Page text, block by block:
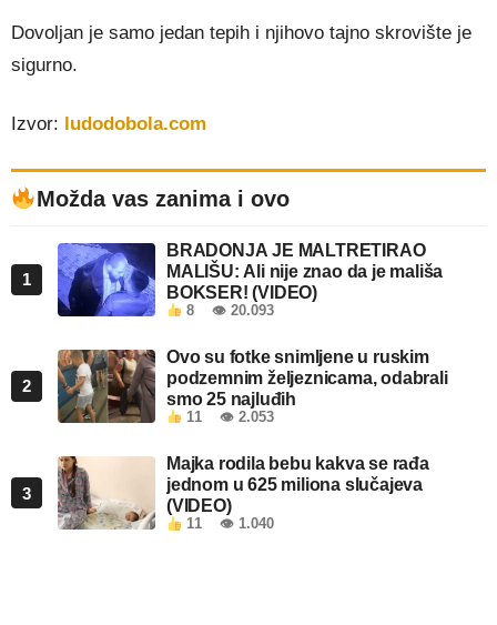
Dovoljan je samo jedan tepih i njihovo tajno skrovište je
sigurno.
Izvor: ludodobola.com
Možda vas zanima i ovo
1
BRADONJA JE MALTRETIRAO
MALIŠU: Ali nije znao da je mališa
BOKSER! (VIDEO)
8 👁 20.093
2
Ovo su fotke snimljene u ruskim
podzemnim željeznicama, odabrali
smo 25 najluđih
11 👁 2.053
3
Majka rodila bebu kakva se rađa
jednom u 625 miliona slučajeva
(VIDEO)
11 👁 1.040